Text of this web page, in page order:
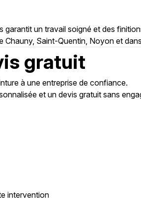
un travail soigné et des
Saint-Quentin, Noyon et dans
gratuit
à une entreprise de confiance.
et un devis gratuit sans
intervention